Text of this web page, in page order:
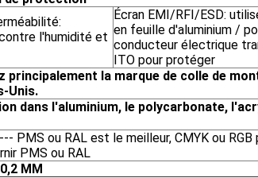
l'humidité et
Écran EMI/RFI/ESD:
en feuille d'aluminium /
conducteur électrique
ITO pour protéger
principalement la marque de colle de
Unis.
dans l'aluminium, le polycarbonate,
--- PMS ou RAL est le meilleur, CMYK ou RGB
PMS ou RAL
MM